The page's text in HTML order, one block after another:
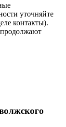
уточняйте
контакты).